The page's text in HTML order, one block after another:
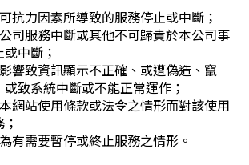
抗力因素所導致的服務停止或中斷；
司服務中斷或其他不可歸責於本公司事
中斷；
響致資訊顯示不正確、或遭偽造、竄
致系統中斷或不能正常運作；
網站使用條款或法令之情形而對該使用
有需要暫停或終止服務之情形。